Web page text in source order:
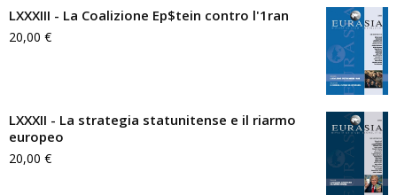
LXXXIII - La Coalizione Ep$tein contro l'1ran
20,00 €
LXXXII - La strategia statunitense e il riarmo
europeo
20,00 €